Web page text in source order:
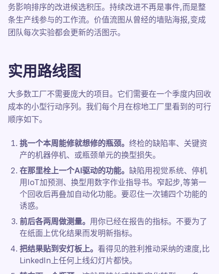
务影响排序的改进候选积压。持续改进不再是事件,而是整
条生产线参与的工作流。价值流图从曾经的墙贴海报,变成
团队每次实验都会更新的活图示。
实用路线图
大多数工厂不需要庞大的项目。它们需要在一个季度内回收
成本的小型行动序列。我们每个月在棕地工厂里看到的可行
顺序如下。
挑一个本周能修就想修的瓶颈。 终检的缺陷率、关键资
产的机器停机、或瓶颈单元的换型损失。
在那里栓上一个AI驱动的功能。 缺陷用视觉系统、停机
用IoT加预测、换型用数字作业指导书。窄起步,等第一
个回收后再叠加自动化功能。要忍住一次铺四个功能的
诱惑。
前后各两周做测量。 用你已经在报告的指标。不要为了
在纸面上优化结果而发明新指标。
把结果贴到安灯板上。 看得见的胜利推动采纳的速度,比
LinkedIn上任何上线幻灯片都快。